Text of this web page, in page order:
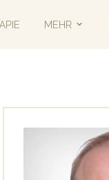
MEHR